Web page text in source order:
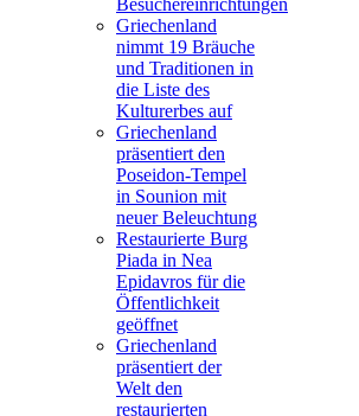
Besuchereinrichtungen
Griechenland
nimmt 19 Bräuche
und Traditionen in
die Liste des
Kulturerbes auf
Griechenland
präsentiert den
Poseidon-Tempel
in Sounion mit
neuer Beleuchtung
Restaurierte Burg
Piada in Nea
Epidavros für die
Öffentlichkeit
geöffnet
Griechenland
präsentiert der
Welt den
restaurierten